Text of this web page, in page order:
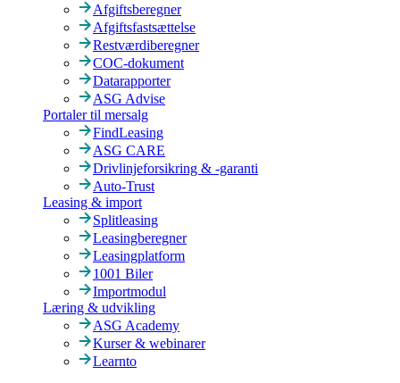
Afgiftsberegner
Afgiftsfastsættelse
Restværdiberegner
COC-dokument
Datarapporter
ASG Advise
Portaler til mersalg
FindLeasing
ASG CARE
Drivlinjeforsikring & -garanti
Auto-Trust
Leasing & import
Splitleasing
Leasingberegner
Leasingplatform
1001 Biler
Importmodul
Læring & udvikling
ASG Academy
Kurser & webinarer
Learnto